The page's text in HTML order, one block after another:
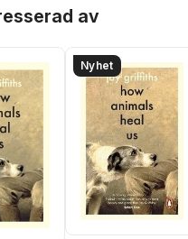
av
Nyhet